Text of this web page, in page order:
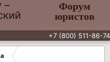
Форум
юристов
+7 (800) 511-86-74